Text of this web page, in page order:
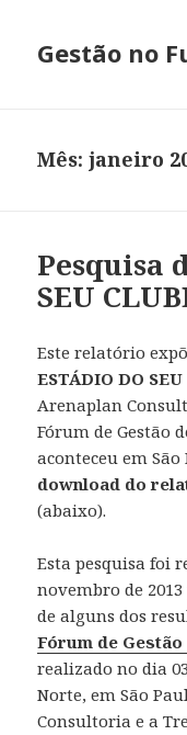
Gestão no
Mês:janeiro
Pesquisa
SEU
Este relatório
ESTÁDIO DO
Arenaplan
Fórum de Gestão
aconteceu em
download do
(abaixo).
Esta pesquisa foi
novembro de
de alguns dos
Fórum de
realizado no dia
Norte, em São
Consultoria e a